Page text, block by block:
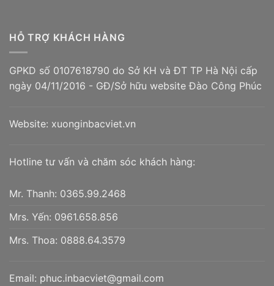
HỖ TRỢ KHÁCH HÀNG
GPKD số 0107618790 do Sở KH và ĐT TP Hà Nội cấp
ngày 04/11/2016 - GĐ/Sở hữu website Đào Công Phúc
Website: xuonginbacviet.vn
Hotline tư vấn và chăm sóc khách hàng:
Mr. Thanh: 0365.99.2468
Mrs. Yến: 0961.658.856
Mrs. Thoa: 0888.64.3579
Email: phuc.inbacviet@gmail.com